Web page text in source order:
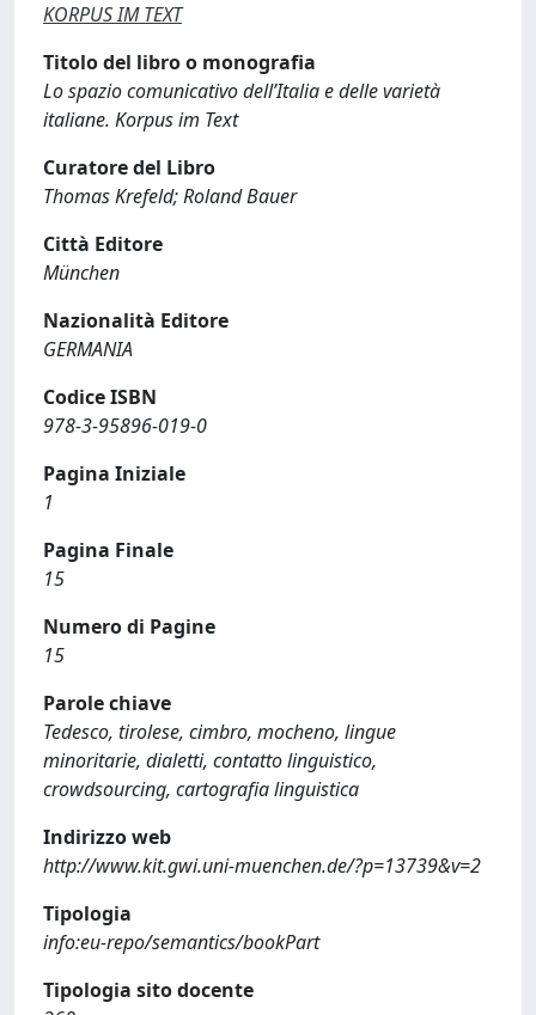
KORPUS IM TEXT
Titolo del libro o monografia
Lo spazio comunicativo dell’Italia e delle varietà
italiane. Korpus im Text
Curatore del Libro
Thomas Krefeld; Roland Bauer
Città Editore
München
Nazionalità Editore
GERMANIA
Codice ISBN
978-3-95896-019-0
Pagina Iniziale
1
Pagina Finale
15
Numero di Pagine
15
Parole chiave
Tedesco, tirolese, cimbro, mocheno, lingue
minoritarie, dialetti, contatto linguistico,
crowdsourcing, cartografia linguistica
Indirizzo web
http://www.kit.gwi.uni-muenchen.de/?p=13739&v=2
Tipologia
info:eu-repo/semantics/bookPart
Tipologia sito docente